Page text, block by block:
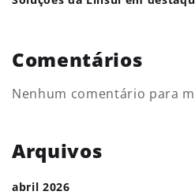
Comentários
Nenhum comentário para
Arquivos
abril 2026